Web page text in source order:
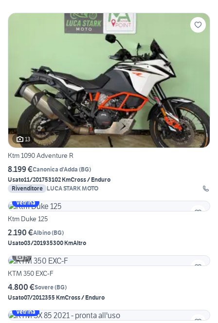
13
Ktm 1090 Adventure R
8.199 €Canonica d'Adda (BG)
Usato11/201753102 KmCross / Enduro
Rivenditore LUCA STARK MOTO
Vetrina
Ktm Duke 125
2.190 €Albino(BG)
Usato03/201935300 KmAltro
5
KTM 350 EXC-F
4.800 €Sovere(BG)
Usato07/2012355 KmCross / Enduro
Vetrina